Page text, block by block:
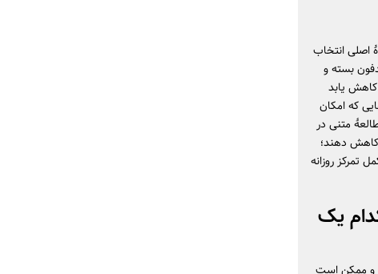
اصلی انتخاب
بسته و
کاهش یابد
که امکان
متنی در
دهند؛
تمرکز روزانه
یک
و ممکن است